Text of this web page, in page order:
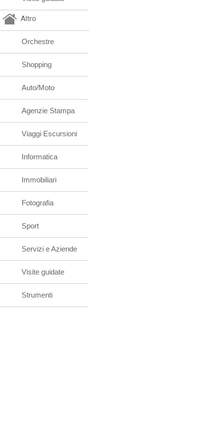
Altro
Orchestre
Shopping
Auto/Moto
Agenzie Stampa
Viaggi Escursioni
Informatica
Immobiliari
Fotografia
Sport
Servizi e Aziende
Visite guidate
Strumenti